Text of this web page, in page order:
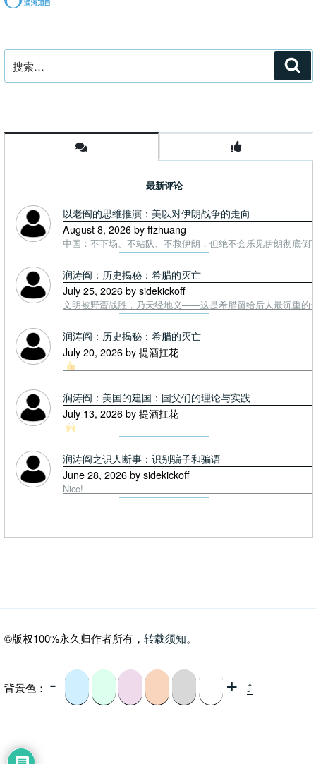
索：
最新评论
以老阎的思维推演：美以对伊朗战争的走向
August 8, 2026 by ffzhuang
中国：不下场、不站队、不救伊朗，但绝不会乐见伊朗彻底
润涛阎：历史揭秘：希腊的灭亡
July 25, 2026 by sidekickoff
文明被野蛮战胜，乃天经地义——这是希腊留给后人最沉重的
润涛阎：历史揭秘：希腊的灭亡
July 20, 2026 by 提酒扛花
润涛阎：美国的建国：国父们的理论与实践
July 13, 2026 by 提酒扛花
润涛阎之识人断事：识别骗子和骗语
June 28, 2026 by sidekickoff
Nice!
©版权100%永久归作者所有， 转载须知。
背景色： - + ⤴